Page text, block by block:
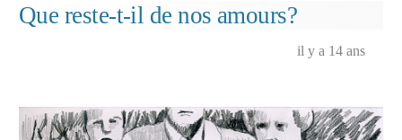
Que reste-t-il de nos amours?
il y a 14 ans